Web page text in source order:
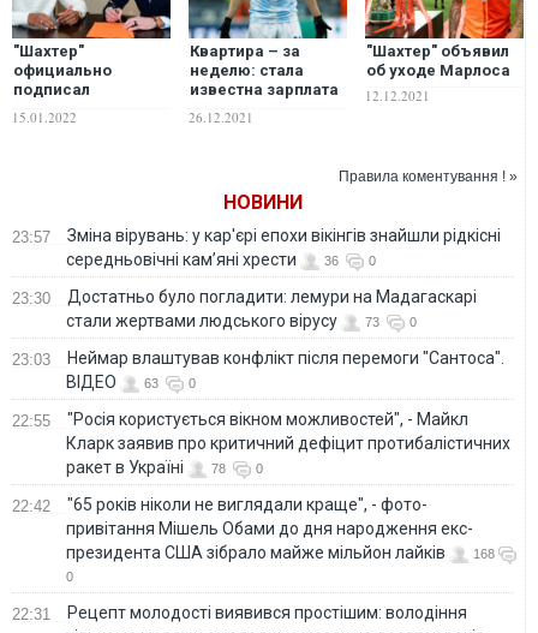
"Шахтер"
официально
подписал
таланта, которого
15.01.2022
Квартира – за
неделю: стала
известна зарплата
"Динамо" и в
26.12.2021
"Шахтер" объявил
об уходе Марлоса
12.12.2021
Правила коментування ! »
НОВИНИ
23:57
Зміна вірувань: у кар'єрі епохи вікінгів знайшли рідкісні
середньовічні кам’яні хрести
36 0
23:30
Достатньо було погладити: лемури на Мадагаскарі
стали жертвами людського вірусу
73 0
23:03
Неймар влаштував конфлікт після перемоги "Сантоса".
ВІДЕО
63 0
22:55
"Росія користується вікном можливостей", - Майкл
Кларк заявив про критичний дефіцит протибалістичних
ракет в Україні
78 0
22:42
"65 років ніколи не виглядали краще", - фото-
привітання Мішель Обами до дня народження екс-
президента США зібрало майже мільйон лайків
168
0
22:31
Рецепт молодості виявився простішим: володіння